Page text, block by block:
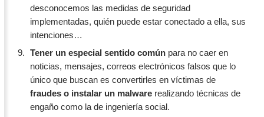
desconocemos las medidas de seguridad
implementadas, quién puede estar conectado a ella, sus
intenciones…
Tener un especial sentido común para no caer en
noticias, mensajes, correos electrónicos falsos que lo
único que buscan es convertirles en víctimas de
fraudes o instalar un malware realizando técnicas de
engaño como la de ingeniería social.